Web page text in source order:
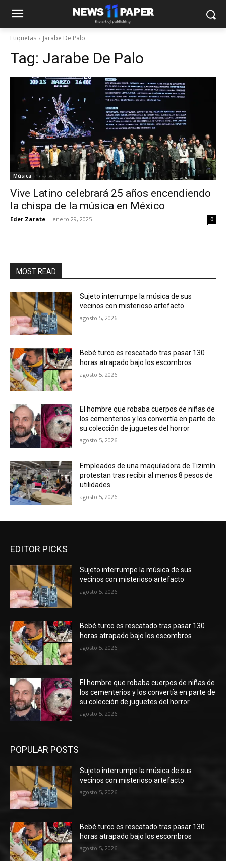
Etiquetas Jarabe De Palo
Tag: Jarabe De Palo
Música
Vive Latino celebrará 25 años encendiendo
la chispa de la música en México
Eder Zarate - enero 29, 2025 0
MOST READ
Sujeto interrumpe la música de sus
vecinos con misterioso artefacto
agosto 5, 2026
Bebé turco es rescatado tras pasar 130
horas atrapado bajo los escombros
agosto 5, 2026
El hombre que robaba cuerpos de niñas de
los cementerios y los convertía en parte de
su colección de juguetes del horror
agosto 5, 2026
Empleados de una maquiladora de Tizimín
protestan tras recibir al menos 8 pesos de
utilidades
agosto 5, 2026
EDITOR PICKS
Sujeto interrumpe la música de sus
vecinos con misterioso artefacto
agosto 5, 2026
Bebé turco es rescatado tras pasar 130
horas atrapado bajo los escombros
agosto 5, 2026
El hombre que robaba cuerpos de niñas de
los cementerios y los convertía en parte de
su colección de juguetes del horror
agosto 5, 2026
POPULAR POSTS
Sujeto interrumpe la música de sus
vecinos con misterioso artefacto
agosto 5, 2026
Bebé turco es rescatado tras pasar 130
horas atrapado bajo los escombros
agosto 5, 2026